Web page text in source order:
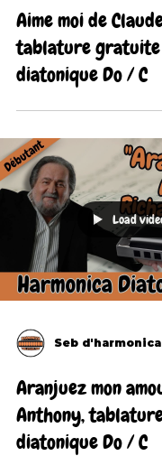
Aime moi de
tablature gratuite
diatonique Do / C
Load
Seb
Aranjuez mon
Anthony,
diatonique Do / C